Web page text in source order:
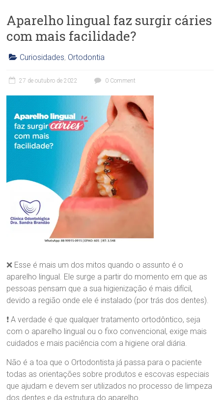
Aparelho lingual faz surgir cáries
com mais facilidade?
n
i
c
a
O
d
o
n
t
o
g
r
a
S
a
d
r
a
r
a
n
d
Curiosidades, Ortodontia
27 de outubro de 2022 0 Comment
❌ Esse é mais um dos mitos quando o assunto é o
aparelho lingual. Ele surge a partir do momento em que as
pessoas pensam que a sua higienização é mais difícil,
devido a região onde ele é instalado (por trás dos dentes).
❗ A verdade é que qualquer tratamento ortodôntico, seja
com o aparelho lingual ou o fixo convencional, exige mais
cuidados e mais paciência com a higiene oral diária.
Não é a toa que o Ortodontista já passa para o paciente
todas as orientações sobre produtos e escovas especiais
que ajudam e devem ser utilizados no processo de limpeza
dos dentes e da estrutura do aparelho.